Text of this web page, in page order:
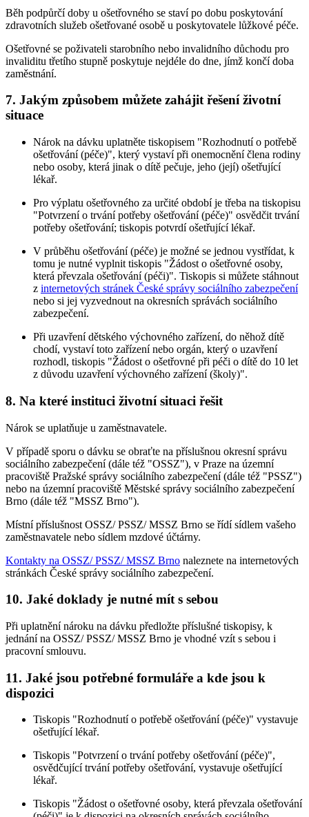
Běh podpůrčí doby u ošetřovného se staví po dobu poskytování
zdravotních služeb ošetřované osobě u poskytovatele lůžkové péče.
Ošetřovné se poživateli starobního nebo invalidního důchodu pro
invaliditu třetího stupně poskytuje nejdéle do dne, jímž končí doba
zaměstnání.
7. Jakým způsobem můžete zahájit řešení životní
situace
Nárok na dávku uplatněte tiskopisem "Rozhodnutí o potřebě
ošetřování (péče)", který vystaví při onemocnění člena rodiny
nebo osoby, která jinak o dítě pečuje, jeho (její) ošetřující
lékař.
Pro výplatu ošetřovného za určité období je třeba na tiskopisu
"Potvrzení o trvání potřeby ošetřování (péče)" osvědčit trvání
potřeby ošetřování; tiskopis potvrdí ošetřující lékař.
V průběhu ošetřování (péče) je možné se jednou vystřídat, k
tomu je nutné vyplnit tiskopis "Žádost o ošetřovné osoby,
která převzala ošetřování (péči)". Tiskopis si můžete stáhnout
z internetových stránek České správy sociálního zabezpečení
nebo si jej vyzvednout na okresních správách sociálního
zabezpečení.
Při uzavření dětského výchovného zařízení, do něhož dítě
chodí, vystaví toto zařízení nebo orgán, který o uzavření
rozhodl, tiskopis "Žádost o ošetřovné při péči o dítě do 10 let
z důvodu uzavření výchovného zařízení (školy)".
8. Na které instituci životní situaci řešit
Nárok se uplatňuje u zaměstnavatele.
V případě sporu o dávku se obraťte na příslušnou okresní správu
sociálního zabezpečení (dále též "OSSZ"), v Praze na územní
pracoviště Pražské správy sociálního zabezpečení (dále též "PSSZ")
nebo na územní pracoviště Městské správy sociálního zabezpečení
Brno (dále též "MSSZ Brno").
Místní příslušnost OSSZ/ PSSZ/ MSSZ Brno se řídí sídlem vašeho
zaměstnavatele nebo sídlem mzdové účtárny.
Kontakty na OSSZ/ PSSZ/ MSSZ Brno naleznete na internetových
stránkách České správy sociálního zabezpečení.
10. Jaké doklady je nutné mít s sebou
Při uplatnění nároku na dávku předložte příslušné tiskopisy, k
jednání na OSSZ/ PSSZ/ MSSZ Brno je vhodné vzít s sebou i
pracovní smlouvu.
11. Jaké jsou potřebné formuláře a kde jsou k
dispozici
Tiskopis "Rozhodnutí o potřebě ošetřování (péče)" vystavuje
ošetřující lékař.
Tiskopis "Potvrzení o trvání potřeby ošetřování (péče)",
osvědčující trvání potřeby ošetřování, vystavuje ošetřující
lékař.
Tiskopis "Žádost o ošetřovné osoby, která převzala ošetřování